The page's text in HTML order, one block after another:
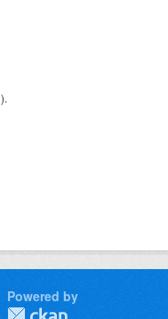
).
Powered by